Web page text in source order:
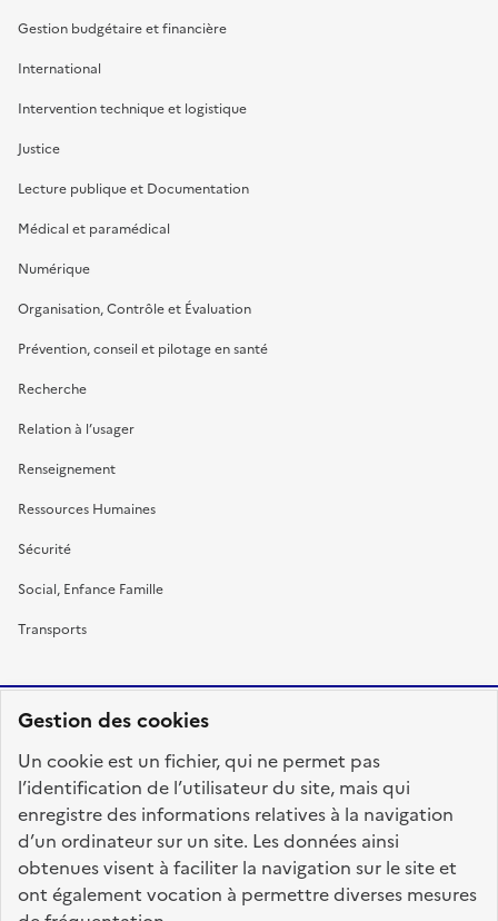
Gestion des cookies
Un cookie est un fichier, qui ne permet pas
l’identification de l’utilisateur du site, mais qui
enregistre des informations relatives à la navigation
d’un ordinateur sur un site. Les données ainsi
obtenues visent à faciliter la navigation sur le site et
ont également vocation à permettre diverses mesures
Gestion budgétaire et financière
International
Intervention technique et logistique
Justice
Lecture publique et Documentation
Médical et paramédical
Numérique
Organisation, Contrôle et Évaluation
Prévention, conseil et pilotage en santé
Recherche
Relation à l’usager
Renseignement
Ressources Humaines
Sécurité
Social, Enfance Famille
Transports
FRANÇAISE
fonction-publique.gouv.fr
legifrance.gouv.fr